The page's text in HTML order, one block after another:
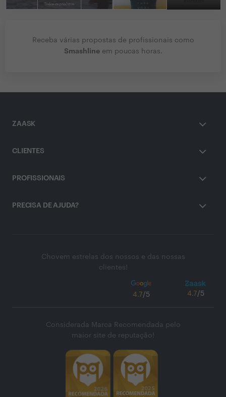
Receba várias propostas de profissionais como
Smashlineem poucas horas.
ZAASK
CLIENTES
PROFISSIONAIS
PRECISA DE AJUDA?
Chovem estrelas dos nossos e das nossas
clientes!
4.7/5 4.7/5
Considerada Marca Recomendada pelo
maior site de reputação!